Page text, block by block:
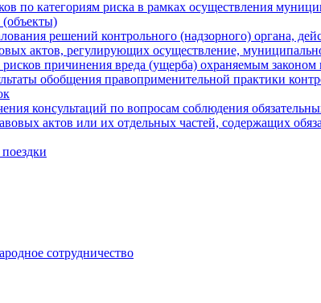
по категориям риска в рамках осуществления
решений контрольного (надзорного) органа,
актов, регулирующих осуществление,
причинения вреда (ущерба) охраняемым законом
обобщения правоприменительной практики
консультаций по вопросам соблюдения
актов или их отдельных частей, содержащих
сотрудничество